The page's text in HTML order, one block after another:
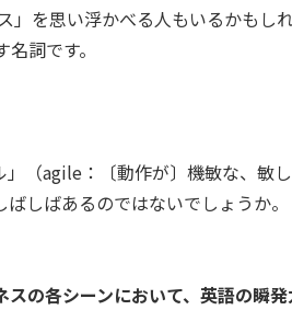
」を思い浮かべる人もいるかもし
詞です。
（agile：〔動作が〕機敏な、敏
しばあるのではないでしょうか。
スの各シーンにおいて、英語の瞬